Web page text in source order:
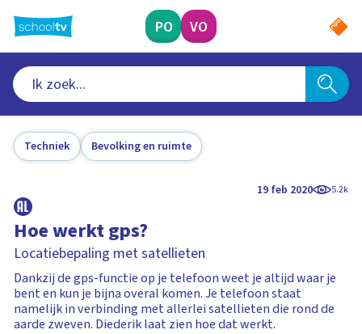
naar
hoofdinhoud
PO VO
Techniek Bevolking en ruimte
19 feb 2020 5.2k
Hoe werkt gps?
Locatiebepaling met satellieten
Dankzij de gps-functie op je telefoon weet je altijd waar je
bent en kun je bijna overal komen. Je telefoon staat
namelijk in verbinding met allerlei satellieten die rond de
aarde zweven. Diederik laat zien hoe dat werkt.